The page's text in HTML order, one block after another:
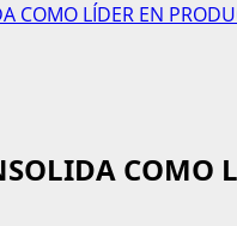
COMO LÍDER EN
COMO